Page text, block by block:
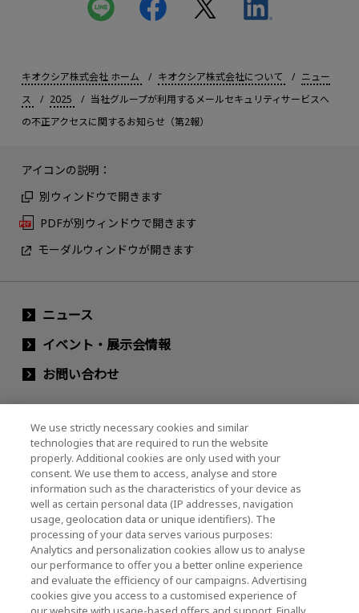
キオクシア株式会社 ホーム キオクシア株式会社について
ニュー
ス
2025
当社グループが利用するメールセキュリティサービスへ
の不正アクセスに関するお知らせ（第2報）
アイコンの説明：
別ウィンドウで開きます
PDFが別ウィンドウで開きます
モーダルウィンドウが開きます
ニュース
イベント・展示会情報
お問い合わせ
キオクシアホールディングス株式会社（グルー
プ・IR情報）
キオクシアホールディングス株式会社 ホーム
株主・投資家情報
We use strictly necessary cookies and similar
technologies that are required to run the website
properly. Additional cookies are only used with your
consent. We use them to access, analyse and store
information such as the characteristics of your device as
well as certain personal data (IP addresses, navigation
usage, geolocation data or unique identifiers). The
processing of your data serves various purposes:
Analytics and personalization cookies allow us to analyse
our performance to offer you a better online experience
and evaluate the efficiency of our campaigns. Advertising
cookies give you access to a customised experience of